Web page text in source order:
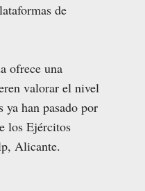
de
ofrece una
valorar el nivel
ya han pasado por
los Ejércitos
Alicante.